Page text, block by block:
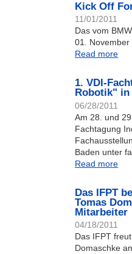
Kick Off
11/01/2011
Das vom
01. November
Read more
1. VDI-
Robotik" in
06/28/2011
Am 28. und
Fachtagung
Baden unter
Read more
Das IFPT
Tomas
Mitarbeiter
04/18/2011
Das IFPT
Domaschke